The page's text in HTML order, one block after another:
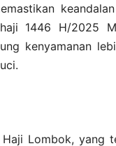
1446 H/2025
kenyamanan
Haji Lombok, yang